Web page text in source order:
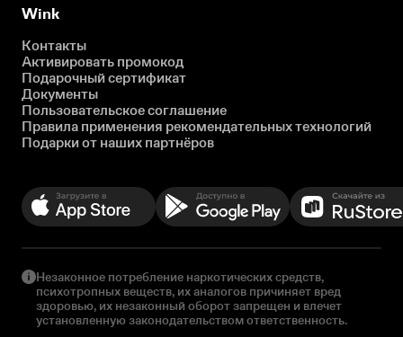
Wink
Контакты
Активировать промокод
Подарочный сертификат
Документы
Пользовательское соглашение
Правила применения рекомендательных технологий
Подарки от наших партнёров
Незаконное потребление наркотических средств,
психотропных веществ, их аналогов причиняет вред
здоровью, их незаконный оборот запрещен и влечет
установленную законодательством ответственность.